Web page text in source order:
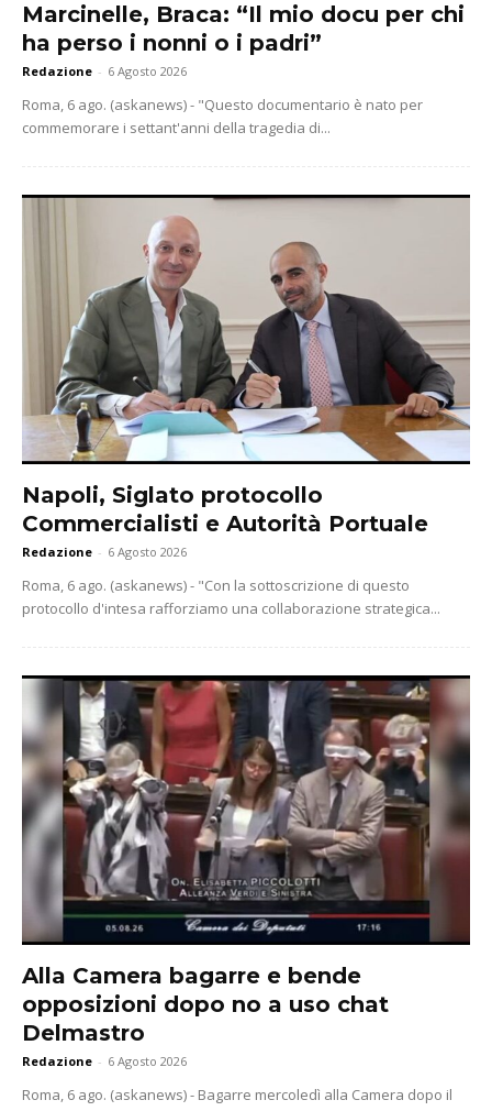
Marcinelle, Braca: “Il mio docu per chi
ha perso i nonni o i padri”
Redazione - 6 Agosto 2026
Roma, 6 ago. (askanews) - "Questo documentario è nato per
commemorare i settant'anni della tragedia di...
Napoli, Siglato protocollo
Commercialisti e Autorità Portuale
Redazione - 6 Agosto 2026
Roma, 6 ago. (askanews) - "Con la sottoscrizione di questo
protocollo d'intesa rafforziamo una collaborazione strategica...
Alla Camera bagarre e bende
opposizioni dopo no a uso chat
Delmastro
Redazione - 6 Agosto 2026
Roma, 6 ago. (askanews) - Bagarre mercoledì alla Camera dopo il